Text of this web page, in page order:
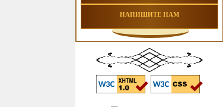
НАПИШИТЕ НАМ